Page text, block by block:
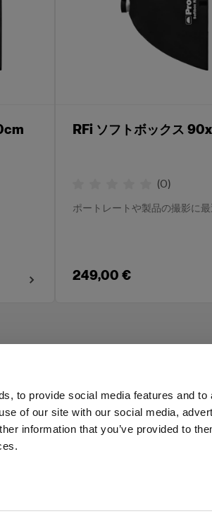
to provide social media features and to
of our site with our social media,
information that you’ve provided to
RFi ソフトボックス
(0)
ポートレートや製品の撮影に最
249,00 €
The Light